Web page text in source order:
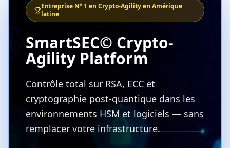
Entreprise N° 1 en Crypto-Agility en Amérique
latine
SmartSEC© Crypto-
Agility Platform
Contrôle total sur RSA, ECC et
cryptographie post-quantique dans les
environnements HSM et logiciels — sans
remplacer votre infrastructure.